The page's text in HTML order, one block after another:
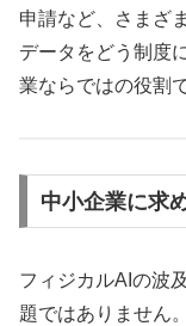
申請など、さまざ
データをどう制度
業ならではの役割
中小企業に求
フィジカルAIの波
題ではありません。